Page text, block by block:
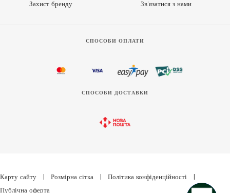
Захист бренду Зв’язатися з нами
СПОСОБИ ОПЛАТИ
СПОСОБИ ДОСТАВКИ
Карту сайту Розмірна сітка Політика конфіденційності
Публічна оферта